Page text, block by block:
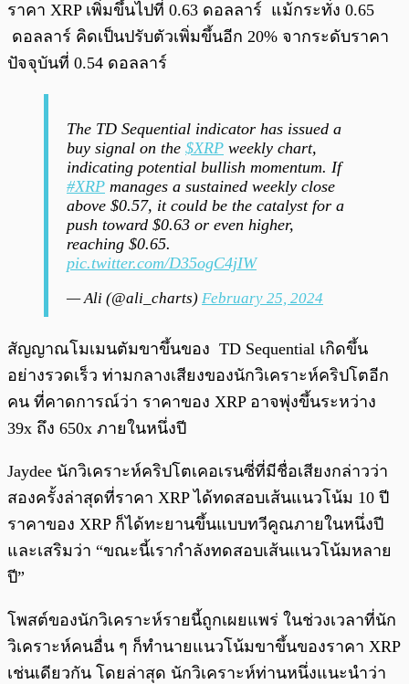
ราคา XRP เพิ่มขึ้นไปที่ 0.63 ดอลลาร์ แม้กระทั่ง 0.65
ดอลลาร์ คิดเป็นปรับตัวเพิ่มขึ้นอีก 20% จากระดับราคา
ปัจจุบันที่ 0.54 ดอลลาร์
The TD Sequential indicator has issued a
buy signal on the $XRP weekly chart,
indicating potential bullish momentum. If
#XRP manages a sustained weekly close
above $0.57, it could be the catalyst for a
push toward $0.63 or even higher,
reaching $0.65.
pic.twitter.com/D35ogC4jIW
— Ali (@ali_charts) February 25, 2024
สัญญาณโมเมนตัมขาขึ้นของ TD Sequential เกิดขึ้น
อย่างรวดเร็ว ท่ามกลางเสียงของนักวิเคราะห์คริปโตอีก
คน ที่คาดการณ์ว่า ราคาของ XRP อาจพุ่งขึ้นระหว่าง
39x ถึง 650x ภายในหนึ่งปี
Jaydee นักวิเคราะห์คริปโตเคอเรนซี่ที่มีชื่อเสียงกล่าวว่า
สองครั้งล่าสุดที่ราคา XRP ได้ทดสอบเส้นแนวโน้ม 10 ปี
ราคาของ XRP ก็ได้ทะยานขึ้นแบบทวีคูณภายในหนึ่งปี
และเสริมว่า “ขณะนี้เรากำลังทดสอบเส้นแนวโน้มหลาย
ปี”
โพสต์ของนักวิเคราะห์รายนี้ถูกเผยแพร่ ในช่วงเวลาที่นัก
วิเคราะห์คนอื่น ๆ ก็ทำนายแนวโน้มขาขึ้นของราคา XRP
เช่นเดียวกัน โดยล่าสุด นักวิเคราะห์ท่านหนึ่งแนะนำว่า